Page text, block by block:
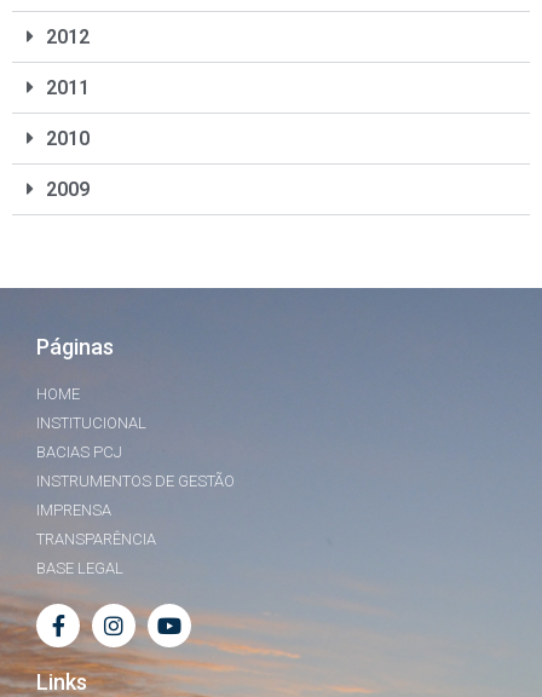
2012
2011
2010
2009
Páginas
HOME
INSTITUCIONAL
BACIAS PCJ
INSTRUMENTOS DE GESTÃO
IMPRENSA
TRANSPARÊNCIA
BASE LEGAL
Links